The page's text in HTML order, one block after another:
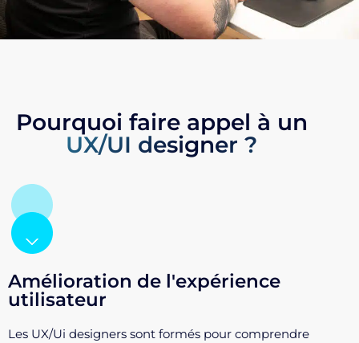
Pourquoi faire appel à un
UX/UI designer ?
Amélioration de l'expérience
utilisateur
Les UX/Ui designers sont formés pour comprendre